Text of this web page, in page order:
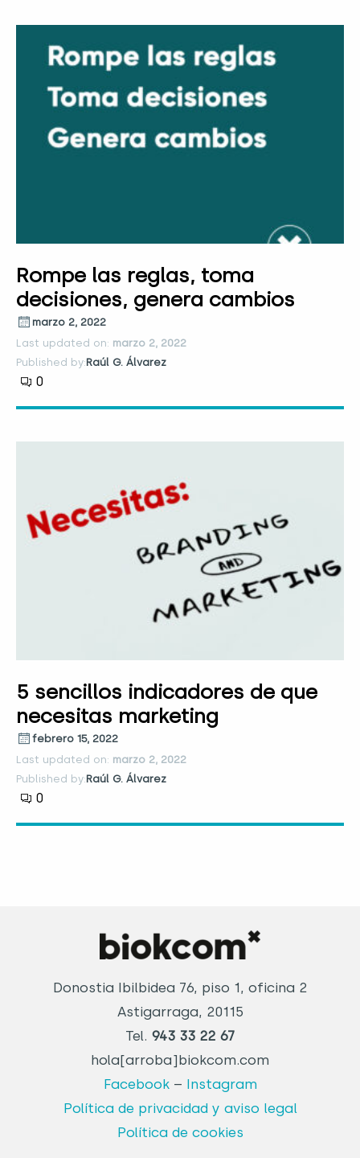
Rompe las reglas, toma
decisiones, genera cambios
marzo 2, 2022
Last updated on: marzo 2, 2022
Published by:Raúl G. Álvarez
0
5 sencillos indicadores de que
necesitas marketing
febrero 15, 2022
Last updated on: marzo 2, 2022
Published by:Raúl G. Álvarez
0
Donostia Ibilbidea 76, piso 1, oficina 2
Astigarraga, 20115
Tel. 943 33 22 67
hola[arroba]biokcom.com
Facebook– Instagram
Política de privacidad y aviso legal
Política de cookies